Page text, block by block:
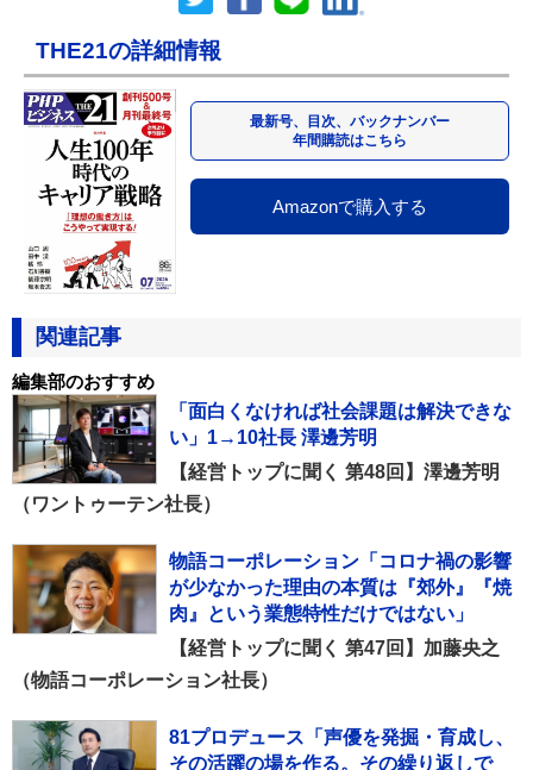
THE21の詳細情報
最新号、目次、バックナンバー
年間購読はこちら
Amazonで購入する
関連記事
編集部のおすすめ
「面白くなければ社会課題は解決できな
い」1→10社長 澤邊芳明
【経営トップに聞く 第48回】澤邊芳明
（ワントゥーテン社長）
物語コーポレーション「コロナ禍の影響
が少なかった理由の本質は『郊外』『焼
肉』という業態特性だけではない」
【経営トップに聞く 第47回】加藤央之
（物語コーポレーション社長）
81プロデュース「声優を発掘・育成し、
その活躍の場を作る。その繰り返しで